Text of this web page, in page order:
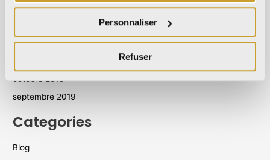
Personnaliser
Refuser
décembre 2020
juin 2020
septembre 2019
Categories
Blog